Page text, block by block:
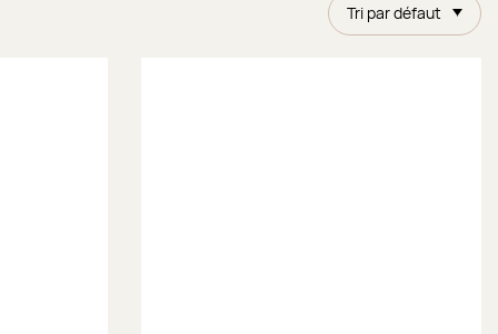
Tri par défaut